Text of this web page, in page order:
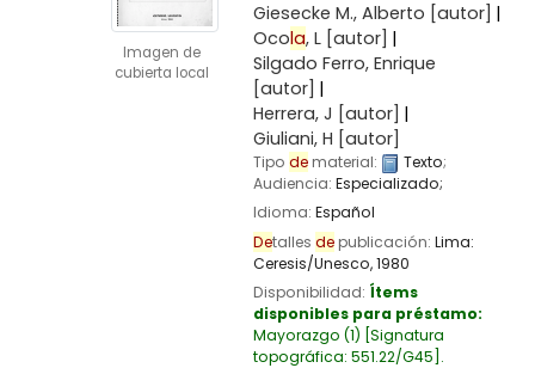
Imagen de
cubierta local
Giesecke M., Alberto [autor]
Ocola, L[autor]
Silgado Ferro, Enrique
[autor]
Herrera, J [autor]
Giuliani, H [autor]
Tipo dematerial: Texto;
Audiencia: Especializado;
Idioma: Español
Detalles depublicación: Lima:
Ceresis/Unesco,1980
Disponibilidad: Ítems
disponibles para préstamo:
Mayorazgo (1) Signatura
topográfica: 551.22/G45 .